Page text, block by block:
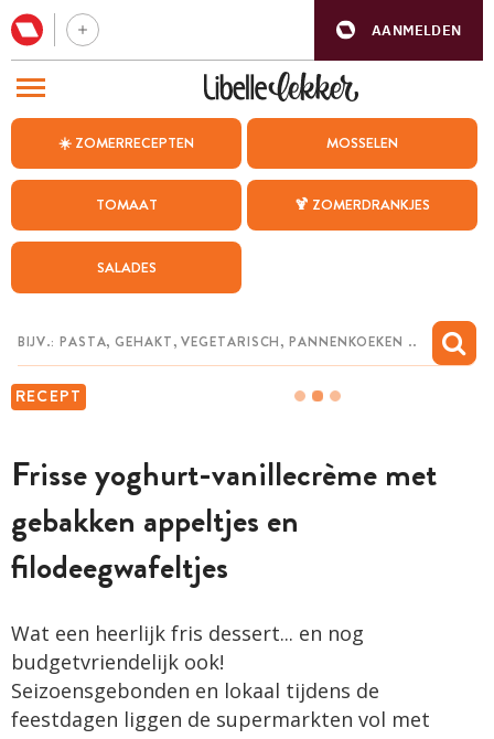
AANMELDEN
☀️ ZOMERRECEPTEN MOSSELEN
TOMAAT 🍹 ZOMERDRANKJES
SALADES
RECEPT
Frisse yoghurt-­vanillecrème met
gebakken appeltjes en
filodeegwafeltjes
Wat een heerlijk fris dessert... en nog
budgetvriendelijk ook!
Seizoens­­gebonden en lokaal tijdens de
feestdagen liggen de supermarkten vol met
BEZOEK ONZE ANDERE WEBSITES
WEEKMENU
CHAT MET MAIA
MIJN BEWAARDE RECEPTEN